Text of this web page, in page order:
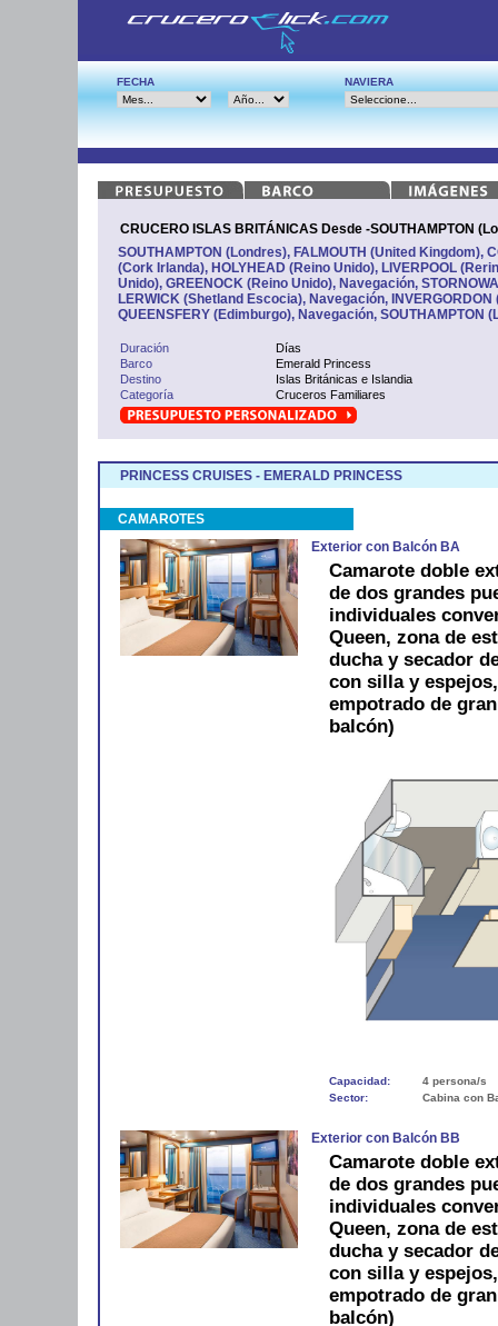
FECHA NAVIERA
CRUCERO ISLAS BRITÁNICAS Desde -SOUTHAMPTON
SOUTHAMPTON (Londres), FALMOUTH (United Kingdom),
(Cork Irlanda), HOLYHEAD (Reino Unido), LIVERPOOL
Unido), GREENOCK (Reino Unido), Navegación,
LERWICK (Shetland Escocia), Navegación, INVERGORDON
QUEENSFERY (Edimburgo), Navegación, SOUTHAMPTON
Duración
Días
Barco
Emerald Princess
Destino
Islas Británicas e Islandia
Categoría
Cruceros Familiares
PRINCESS CRUISES - EMERALD PRINCESS
CAMAROTES
Exterior con Balcón BA
Camarote doble
de dos grandes
individuales
Queen, zona de
ducha y secador
con silla y
empotrado de
balcón)
Capacidad:
4 persona/s
Sector:
Cabina con
Exterior con Balcón BB
Camarote doble
de dos grandes
individuales
Queen, zona de
ducha y secador
con silla y
empotrado de
balcón)